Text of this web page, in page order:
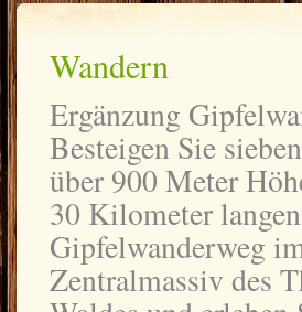
Wandern
Ergänzung
Besteigen Sie
über 900 Meter
30 Kilometer langen
Gipfelwanderweg
Zentralmassiv des